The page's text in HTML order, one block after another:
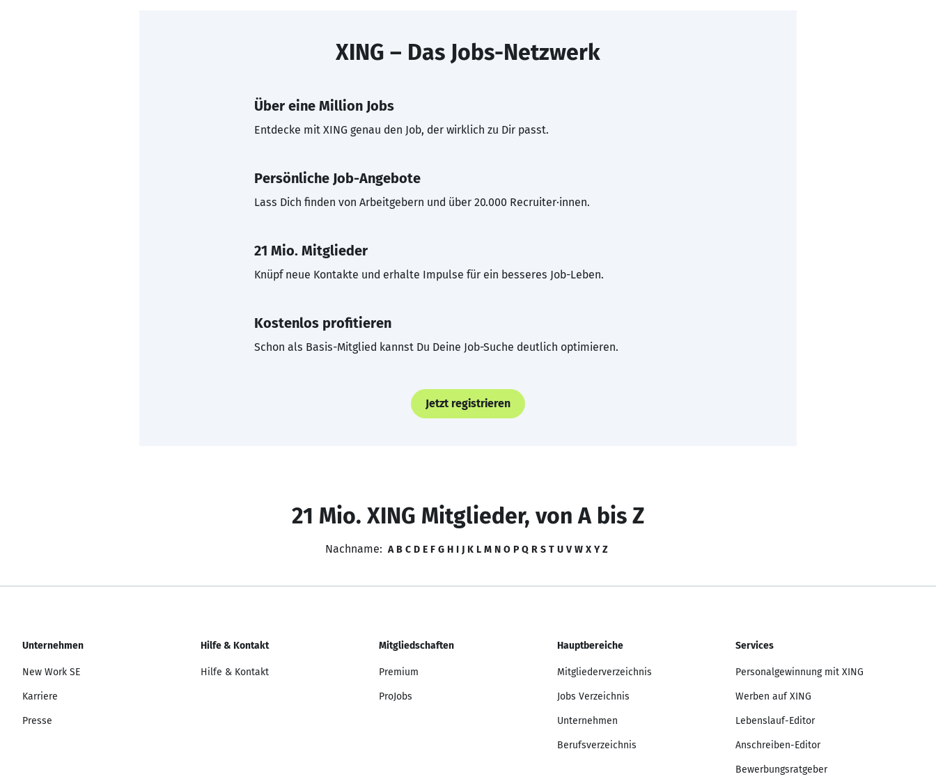
XING – Das Jobs-Netzwerk
Über eine Million Jobs
Entdecke mit XING genau den Job, der wirklich zu Dir passt.
Persönliche Job-Angebote
Lass Dich finden von Arbeitgebern und über 20.000 Recruiter·innen.
21 Mio. Mitglieder
Knüpf neue Kontakte und erhalte Impulse für ein besseres Job-Leben.
Kostenlos profitieren
Schon als Basis-Mitglied kannst Du Deine Job-Suche deutlich optimieren.
Jetzt registrieren
21 Mio. XING Mitglieder, von A bis Z
Nachname: A B C D E F G H I J K L M N O P Q R S T U V W X Y Z
Unternehmen
New Work SE
Karriere
Presse
Hilfe & Kontakt
Hilfe & Kontakt
Mitgliedschaften
Premium
ProJobs
Hauptbereiche
Mitgliederverzeichnis
Jobs Verzeichnis
Unternehmen
Berufsverzeichnis
Services
Personalgewinnung mit XING
Werben auf XING
Lebenslauf-Editor
Anschreiben-Editor
Bewerbungsratgeber